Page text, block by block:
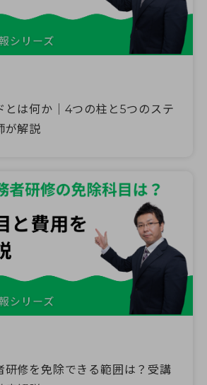
とは何か｜4つの柱と5つのステ
が解説
研修を免除できる範囲は？受講